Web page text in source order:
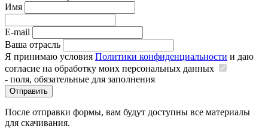
Имя
E-mail
Ваша отрасль
Я принимаю условия Политики конфиденциальности и даю
согласие на обработку моих персональных данных
- поля, обязательные для заполнения
Отправить
После отправки формы, вам будут доступны все материалы
для скачивания.